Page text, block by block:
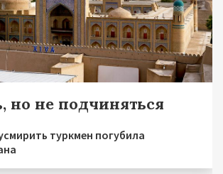
но не подчиняться
туркмен погубила